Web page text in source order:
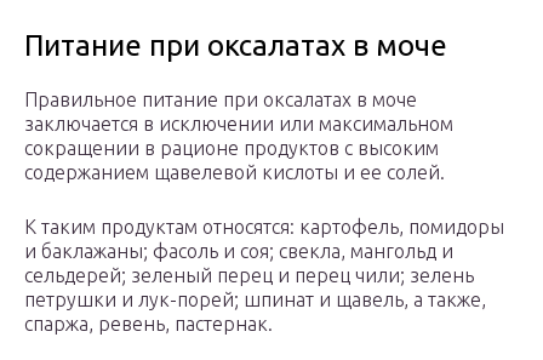
Питание при оксалатах в моче
Правильное питание при оксалатах в моче
заключается в исключении или максимальном
сокращении в рационе продуктов с высоким
содержанием щавелевой кислоты и ее солей.
К таким продуктам относятся: картофель, помидоры
и баклажаны; фасоль и соя; свекла, мангольд и
сельдерей; зеленый перец и перец чили; зелень
петрушки и лук-порей; шпинат и щавель, а также,
спаржа, ревень, пастернак.